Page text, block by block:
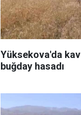
Yüksekova'da
buğday hasadı